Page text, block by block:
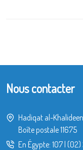
Nous contacter
Hadiqat al-
Boîte postale 11675
En Égypte: 107| (02)